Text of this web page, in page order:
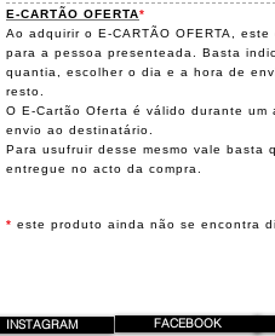
E-CARTÃO OFERTA*
Ao adquirir o E-CARTÃO OFERTA,
para a pessoa presenteada. Basta
quantia, escolher o dia e a hora de
resto.
O E-Cartão Oferta é válido durante um
envio ao destinatário.
Para usufruir desse mesmo vale basta
entregue no acto da compra.
* este produto ainda não se encontra
INSTAGRAM FACEBOOK